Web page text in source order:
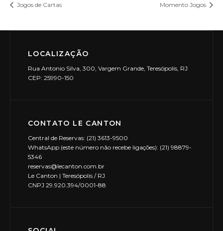
Jogos de Cartas Momento Jogos
LOCALIZAÇÃO
Rua Antonio Silva, 300, Vargem Grande, Teresópolis, RJ
CEP: 25990-150
CONTATO LE CANTON
Central de Reservas: (21) 3613-9500
WhatsApp (este número não recebe ligações): (21) 98879-
5346
reservas@lecanton.com.br
Le Canton | Teresópolis / RJ
CNPJ 29.920.394/0001-88